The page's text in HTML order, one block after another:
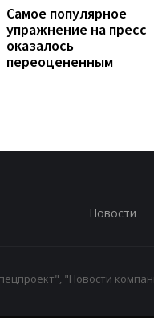
Самое популярное
упражнение на пресс
оказалось
переоцененным
Новости
"Новости